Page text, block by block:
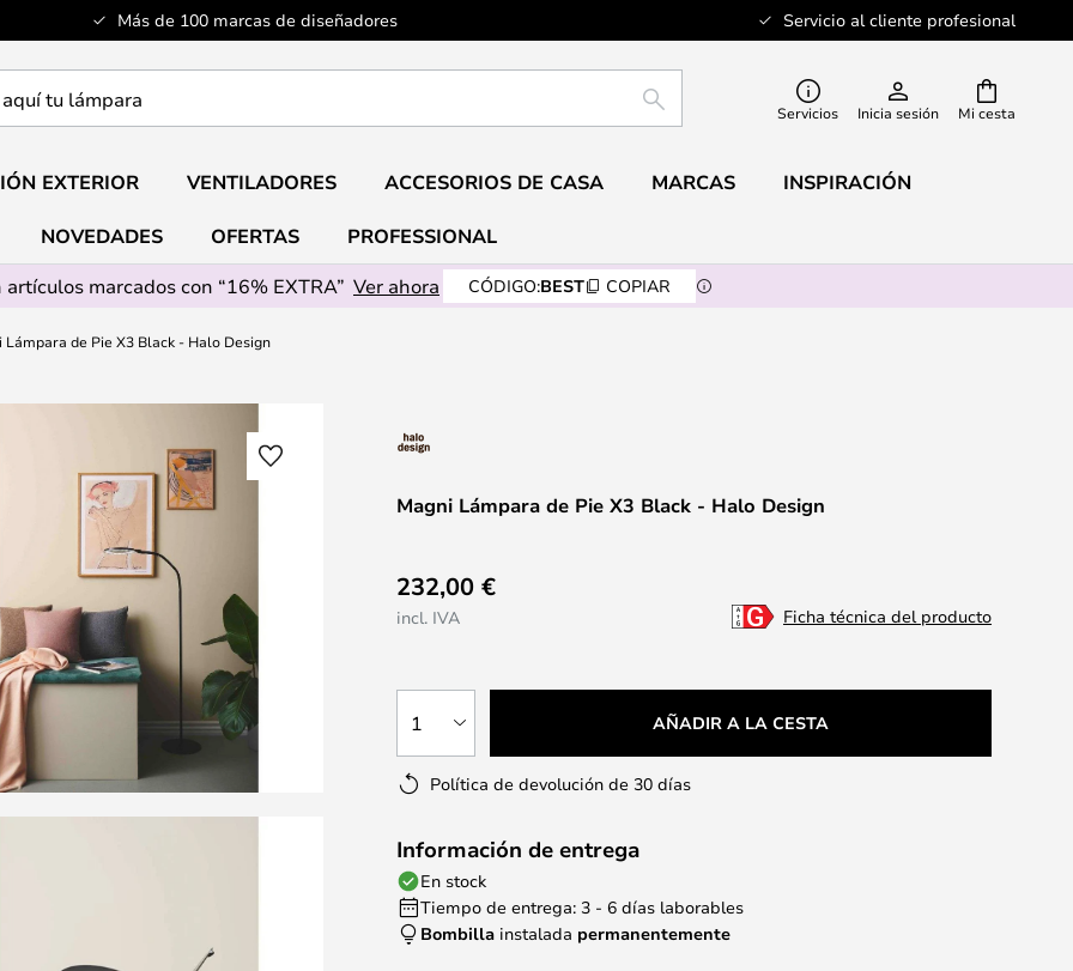
Más de 100 marcas de diseñadores Servicio al cliente profesional
Mi cesta
BUSCAR Servicios Inicia sesión
EXTERIOR VENTILADORES ACCESORIOS DE CASA MARCAS INSPIRACIÓN
NOVEDADES OFERTAS
PROFESSIONAL
artículos marcados con “16% EXTRA” Ver ahora CÓDIGO:BEST COPIAR
Lámpara de Pie X3 Black - Halo Design
Magni Lámpara de Pie X3 Black - Halo Design
232,00 €
incl. IVA Ficha técnica del producto
1 AÑADIR A LA CESTA
Política de devolución de 30 días
Información de entrega
En stock
Tiempo de entrega: 3 - 6 días laborables
Bombilla instalada permanentemente